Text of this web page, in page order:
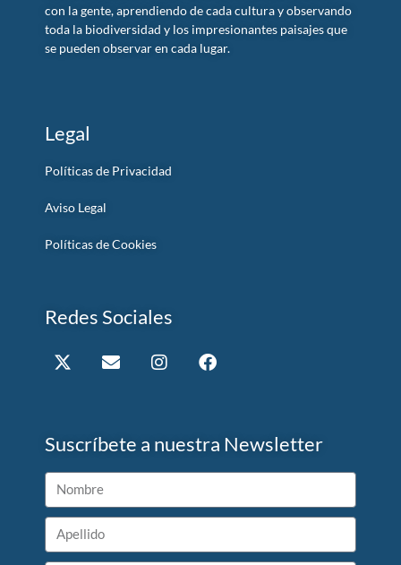
con la gente, aprendiendo de cada cultura y observando
toda la biodiversidad y los impresionantes paisajes que
se pueden observar en cada lugar.
Legal
Políticas de Privacidad
Aviso Legal
Políticas de Cookies
Redes Sociales
Suscríbete a nuestra Newsletter